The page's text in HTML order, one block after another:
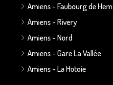
Amiens - Faubourg de Hem
Amiens - Rivery
Amiens - Nord
Amiens - Gare La Vallée
Amiens - La Hotoie